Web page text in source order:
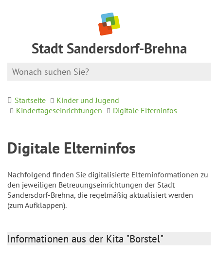
Stadt Sandersdorf-Brehna
Startseite
Kinder und Jugend
Kindertageseinrichtungen
Digitale Elterninfos
Digitale Elterninfos
Nachfolgend finden Sie digitalisierte Elterninformationen zu
den jeweiligen Betreuungseinrichtungen der Stadt
Sandersdorf-Brehna, die regelmäßig aktualisiert werden
(zum Aufklappen).
Informationen aus der Kita "Borstel"